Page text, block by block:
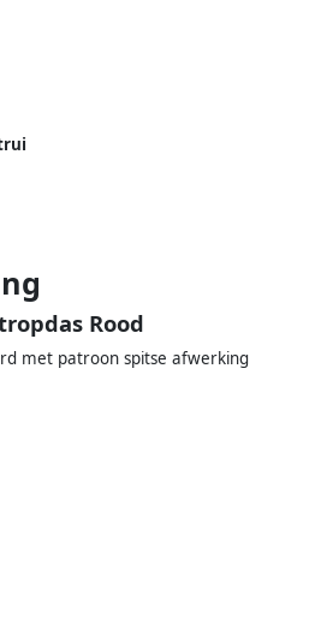
Rood
met patroon spitse afwerking